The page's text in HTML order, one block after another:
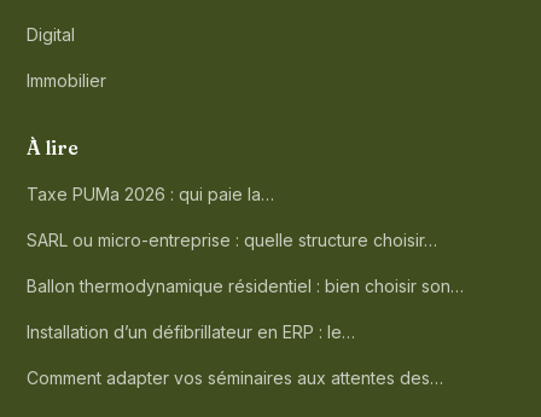
Digital
Immobilier
À lire
Taxe PUMa 2026 : qui paie la…
SARL ou micro-entreprise : quelle structure choisir…
Ballon thermodynamique résidentiel : bien choisir son…
Installation d’un défibrillateur en ERP : le…
Comment adapter vos séminaires aux attentes des…